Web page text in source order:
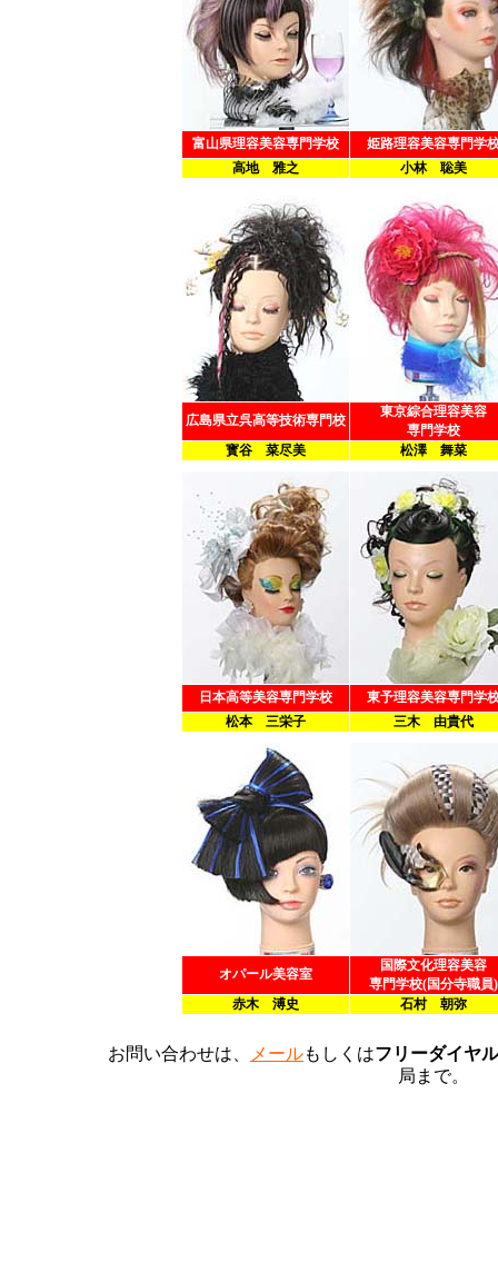
富山県理容美容専門学校
姫路理容美容専門学
高地 雅之
小林 聡美
広島県立呉高等技術専門校
東京綜合理容美容
専門学校
寳谷 菜尽美
松澤 舞菜
日本高等美容専門学校
東予理容美容専門学
松本 三栄子
三木 由貴代
オパール美容室
国際文化理容美容
専門学校(国分寺職員)
赤木 溥史
石村 朝弥
お問い合わせは、 メールもしくはフリーダイヤ
局まで。